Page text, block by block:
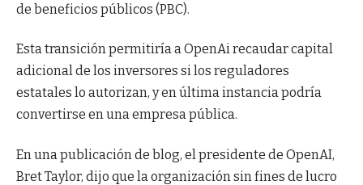
de beneficios públicos (PBC).
Esta transición permitiría a OpenAi recaudar capital
adicional de los inversores si los reguladores
estatales lo autorizan, y en última instancia podría
convertirse en una empresa pública.
En una publicación de blog, el presidente de OpenAI,
Bret Taylor, dijo que la organización sin fines de lucro